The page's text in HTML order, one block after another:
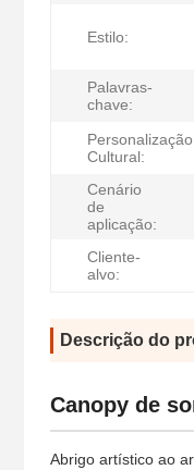
Estilo:
Palavras-
chave:
Personalização
Cultural:
Cenário
de
aplicação:
Cliente-
alvo:
Descrição do
Canopy de
Abrigo artístico ao